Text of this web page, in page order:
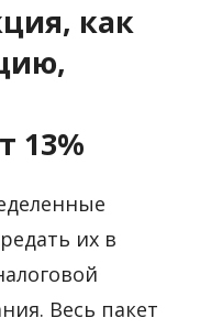
как
13%
их в
Весь пакет